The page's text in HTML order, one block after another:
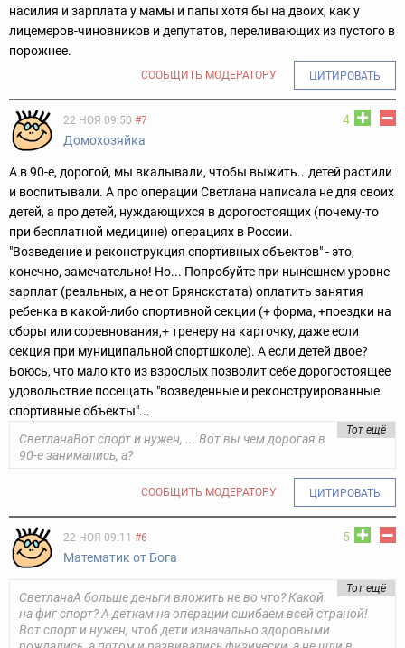
насилия и зарплата у мамы и папы хотя бы на двоих, как у
лицемеров-чиновников и депутатов, переливающих из пустого в
порожнее.
СООБЩИТЬ МОДЕРАТОРУ ЦИТИРОВАТЬ
4
22 НОЯ 09:50 #7
Домохозяйка
А в 90-е, дорогой, мы вкалывали, чтобы выжить...детей растили
и воспитывали. А про операции Светлана написала не для своих
детей, а про детей, нуждающихся в дорогостоящих (почему-то
при бесплатной медицине) операциях в России.
"Возведение и реконструкция спортивных объектов" - это,
конечно, замечательно! Но... Попробуйте при нынешнем уровне
зарплат (реальных, а не от Брянскстата) оплатить занятия
ребенка в какой-либо спортивной секции (+ форма, +поездки на
сборы или соревнования,+ тренеру на карточку, даже если
секция при муниципальной спортшколе). А если детей двое?
Боюсь, что мало кто из взрослых позволит себе дорогостоящее
удовольствие посещать "возведенные и реконструированные
спортивные объекты"...
Тот ещё
СветланаВот спорт и нужен, ... Вот вы чем дорогая в
90-е занимались, а?
СООБЩИТЬ МОДЕРАТОРУ ЦИТИРОВАТЬ
5
22 НОЯ 09:11 #6
Математик от Бога
Тот ещё
СветланаА больше деньги вложить не во что? Какой
на фиг спорт? А деткам на операции сшибаем всей страной!
Вот спорт и нужен, чтоб дети изначально здоровыми